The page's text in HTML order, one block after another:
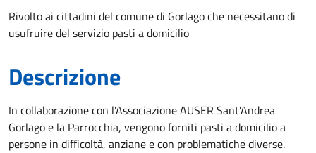
Rivolto ai cittadini del comune di Gorlago che necessitano di
usufruire del servizio pasti a domicilio
Descrizione
In collaborazione con l'Associazione AUSER Sant'Andrea
Gorlago e la Parrocchia, vengono forniti pasti a domicilio a
persone in difficoltà, anziane e con problematiche diverse.